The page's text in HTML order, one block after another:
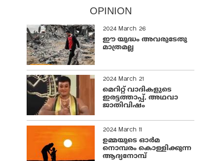
OPINION
2024 March 26
ഈ യുദ്ധം അവരുടേതു
മാത്രമല്ല
2024 March 21
മെറിറ്റ് വാദികളുടെ
ഇരട്ടത്താപ്പ്, അഥവാ
ജാതിവിഷം
2024 March 11
ഉമ്മയുടെ ഓർമ
നൊമ്പരം കൊള്ളിക്കുന്ന
ആദ്യനോമ്പ്